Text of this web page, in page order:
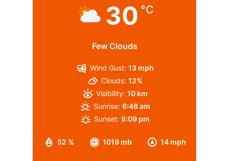
30 °C
Few Clouds
52 % 1019 mb 14 mph
Wind Gust: 13 mph
Clouds: 12%
Visibility: 10 km
Sunrise: 6:48 am
Sunset: 9:09 pm